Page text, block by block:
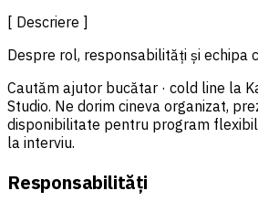
[ Descriere ]
Despre rol, responsabilități și echipa
Cautăm ajutor bucătar · cold line la
Studio. Ne dorim cineva organizat,
disponibilitate pentru program
la interviu.
Responsabilități